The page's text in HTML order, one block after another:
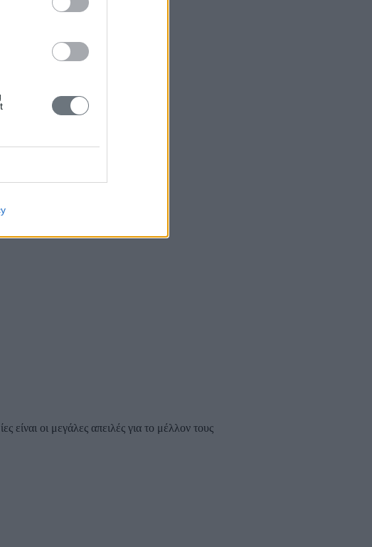
είναι οι μεγάλες απειλές για το μέλλον τους